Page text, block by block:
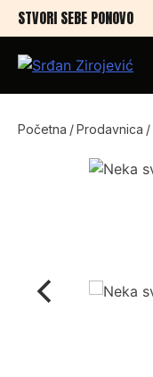
STVORI SEBE PONOVO
Početna /Prodavnica /